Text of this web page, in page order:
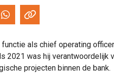
als chief operating
2021 was hij verantwoordelijk
projecten binnen de bank.